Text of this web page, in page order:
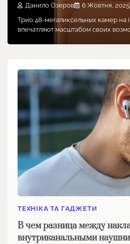
Данило Озеров 6 Жовтня, 2025
Трио 48-мегапиксельных камер на
впечатляют масштабом своих
ТЕХНІКА ТА ГАДЖЕТИ
В чем разница между
внутриканальными